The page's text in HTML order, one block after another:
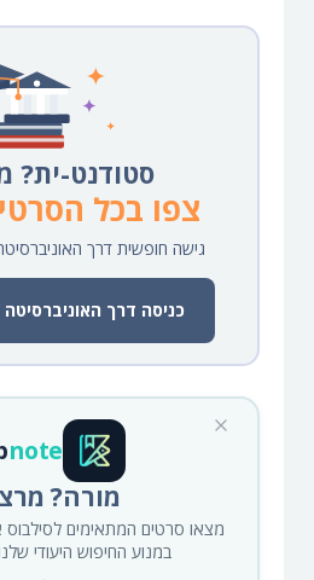
סטודנט-ית?
צפו בכל
גישה חופשית דרך
כניסה דרך
note
מורה?
מצאו סרטים המתאימים לסילבוס
במנוע החיפוש היעודי